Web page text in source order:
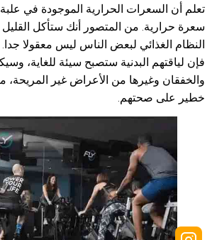
سعرة حرارية. من المتصور أنك ستأكل القليل
النظام الغذائي لبعض الناس ليس معقولا
فإن لياقتهم البدنية ستصبح سيئة للغاية،
والخفقان وغيرها من الأعراض غير
خطير على صحتهم.